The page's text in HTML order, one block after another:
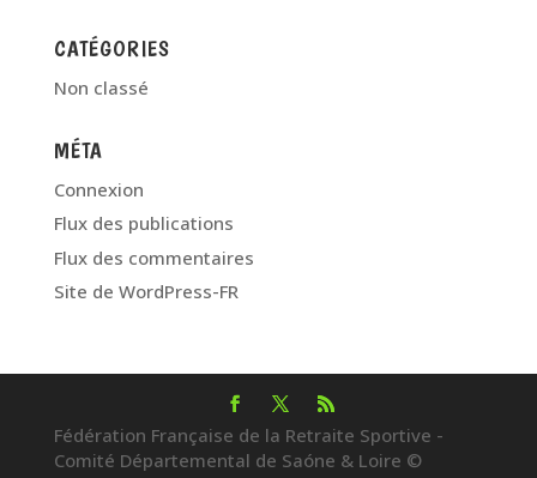
CATÉGORIES
Non classé
MÉTA
Connexion
Flux des publications
Flux des commentaires
Site de WordPress-FR
Fédération Française de la Retraite Sportive -
Comité Départemental de Saóne & Loire ©